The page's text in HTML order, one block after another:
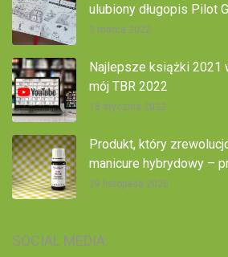
ulubiony długopis Pilot
3 marca 2022
Najlepsze książki 2021
mój TBR 2022
18 stycznia 2022
Produkt, który
manicure hybrydowy –
29 listopada 2020
SOCIAL MEDIA: